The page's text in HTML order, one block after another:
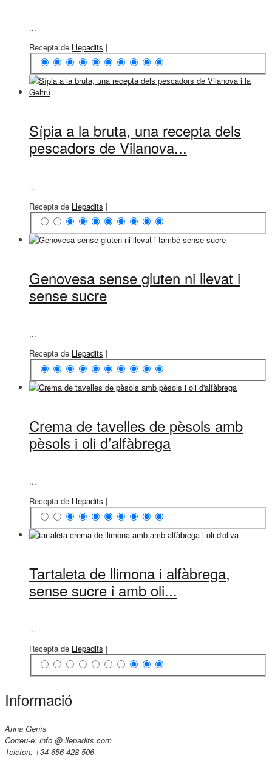
...
Recepta de Llepadits |
Sípia a la bruta, una recepta dels
pescadors de Vilanova...
...
Recepta de Llepadits |
Genovesa sense gluten ni llevat i
sense sucre
...
Recepta de Llepadits |
Crema de tavelles de pèsols amb
pèsols i oli d’alfàbrega
...
Recepta de Llepadits |
Tartaleta de llimona i alfàbrega,
sense sucre i amb oli...
...
Recepta de Llepadits |
Informació
Anna Genís
Correu-e: info @ llepadits.com
Telèfon: +34 656 428 506